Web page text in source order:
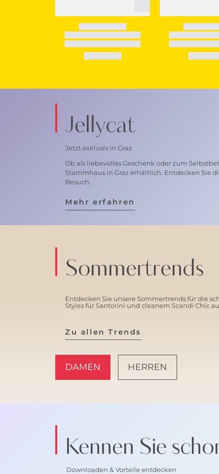
Jellycat
Jetzt exklusiv in Graz
Ob als liebevolles Geschenk oder zum
Stammhaus in Graz erhältlich. Entdecken Sie
Besuch.
Mehr erfahren
Sommertrends
Entdecken Sie unsere Sommertrends für die
Styles für Santorini und cleanem Scandi Chic
Zu allen Trends
DAMEN HERREN
Kennen Sie
Downloaden & Vorteile entdecken